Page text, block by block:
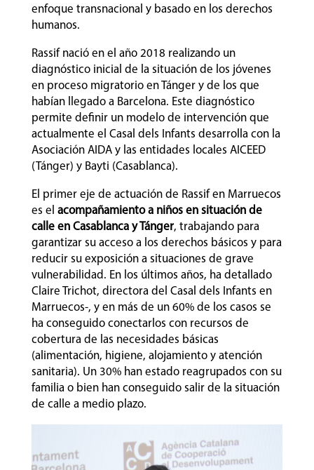
enfoque transnacional y basado en los derechos
humanos.
Rassif nació en el año 2018 realizando un
diagnóstico inicial de la situación de los jóvenes
en proceso migratorio en Tánger y de los que
habían llegado a Barcelona. Este diagnóstico
permite definir un modelo de intervención que
actualmente el Casal dels Infants desarrolla con la
Asociación AIDA y las entidades locales AICEED
(Tánger) y Bayti (Casablanca).
El primer eje de actuación de Rassif en Marruecos
es el acompañamiento a niños en situación de
calle en Casablanca y Tánger, trabajando para
garantizar su acceso a los derechos básicos y para
reducir su exposición a situaciones de grave
vulnerabilidad. En los últimos años, ha detallado
Claire Trichot, directora del Casal dels Infants en
Marruecos-, y en más de un 60% de los casos se
ha conseguido conectarlos con recursos de
cobertura de las necesidades básicas
(alimentación, higiene, alojamiento y atención
sanitaria). Un 30% han estado reagrupados con su
familia o bien han conseguido salir de la situación
de calle a medio plazo.